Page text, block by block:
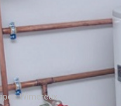
Wimereux